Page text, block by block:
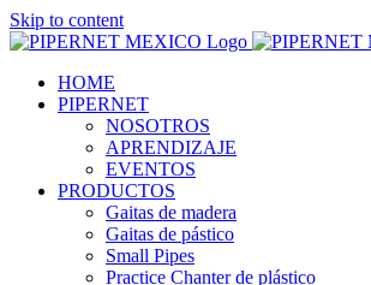
Skip to content
HOME
PIPERNET
NOSOTROS
APRENDIZAJE
EVENTOS
PRODUCTOS
Gaitas de madera
Gaitas de pástico
Small Pipes
Practice Chanter de plástico